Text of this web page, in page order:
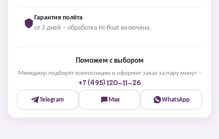
Гарантия полёта
от 3 дней – обработка Hi-float включена.
Поможем с выбором
Менеджер подберёт композицию и оформит заказ за пару минут –
+7 (495) 120-11-26
Telegram Max WhatsApp